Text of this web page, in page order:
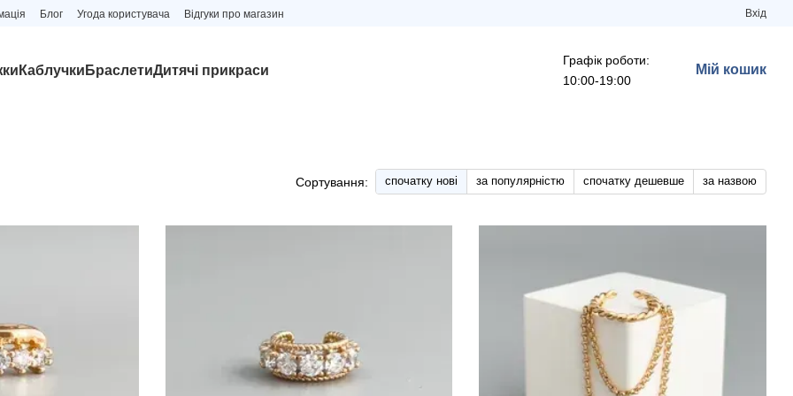
Блог Угода користувача Відгуки про магазин Вхід
Каблучки БраслетиДитячі прикраси
Графік роботи:
10:00-19:00
Мій кошик
Сортування: спочатку нові за популярністю спочатку дешевше за назвою